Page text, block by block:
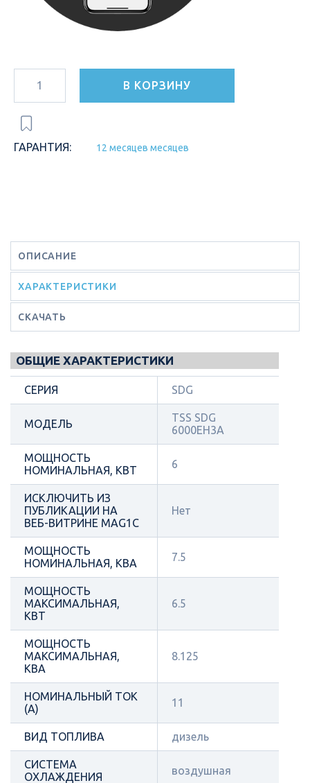
В КОРЗИНУ
ГАРАНТИЯ: 12 месяцев месяцев
ОПИСАНИЕ
ХАРАКТЕРИСТИКИ
СКАЧАТЬ
ОБЩИЕ ХАРАКТЕРИСТИКИ
СЕРИЯ SDG
МОДЕЛЬ
TSS SDG
6000EH3A
МОЩНОСТЬ
НОМИНАЛЬНАЯ, КВТ
6
ИСКЛЮЧИТЬ ИЗ
ПУБЛИКАЦИИ НА
ВЕБ-ВИТРИНЕ MAG1C
Нет
МОЩНОСТЬ
НОМИНАЛЬНАЯ, КВА
7.5
МОЩНОСТЬ
МАКСИМАЛЬНАЯ,
КВТ
6.5
МОЩНОСТЬ
МАКСИМАЛЬНАЯ,
КВА
8.125
НОМИНАЛЬНЫЙ ТОК
(А)
11
ВИД ТОПЛИВА дизель
СИСТЕМА
ОХЛАЖДЕНИЯ
воздушная